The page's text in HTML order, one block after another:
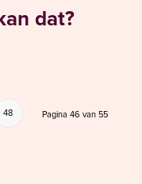
dat?
Pagina 46 van 55
48